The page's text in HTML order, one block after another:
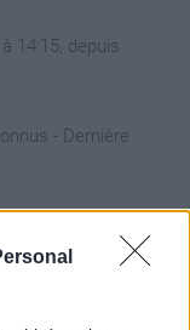
14:15, depuis
- Dernière